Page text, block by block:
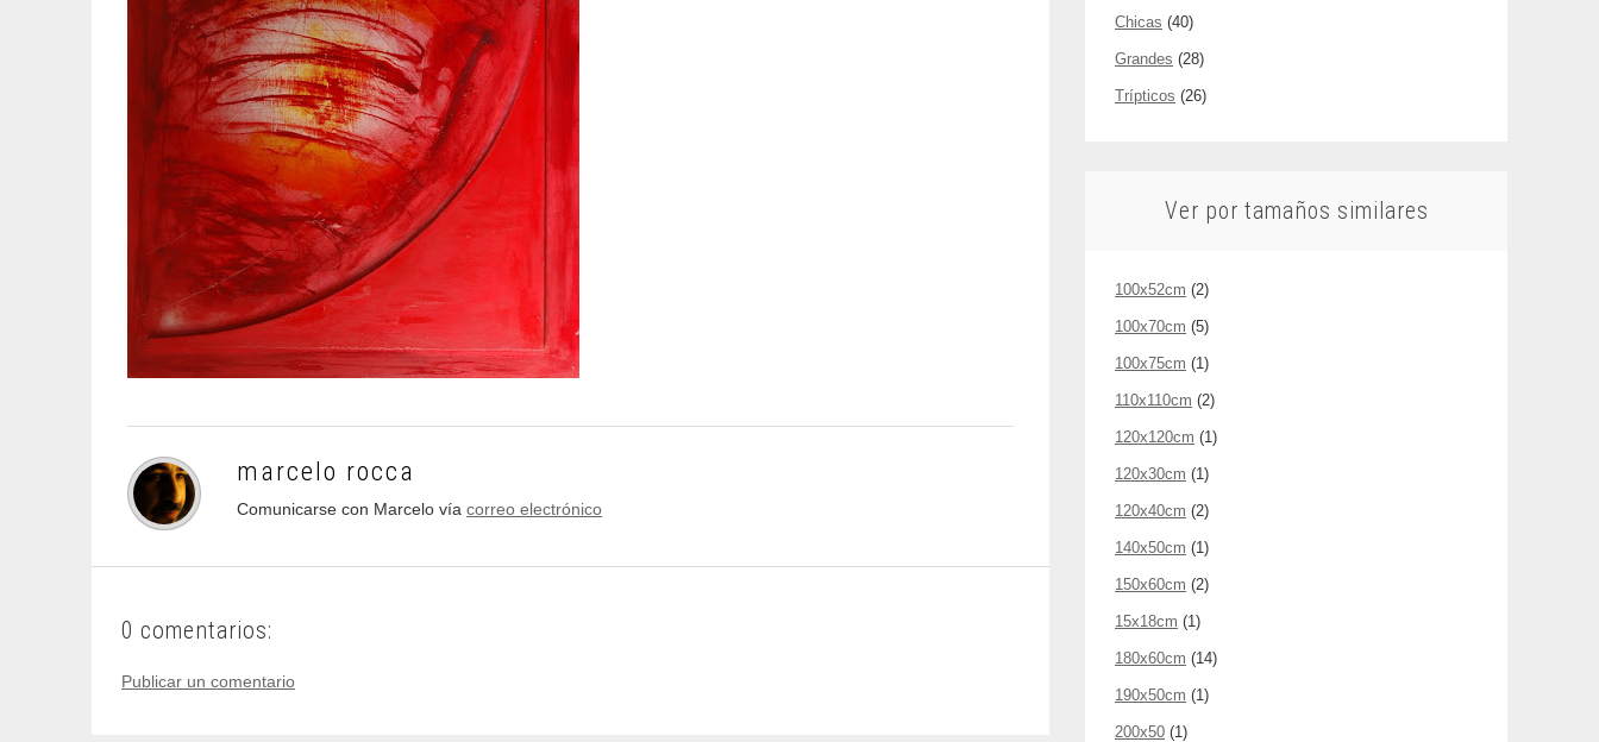
marcelo rocca
Comunicarse con Marcelo vía correo electrónico
0 comentarios:
Publicar un comentario
Chicas (40)
Grandes (28)
Trípticos (26)
Ver por tamaños similares
100x52cm (2)
100x70cm (5)
100x75cm (1)
110x110cm (2)
120x120cm (1)
120x30cm (1)
120x40cm (2)
140x50cm (1)
150x60cm (2)
15x18cm (1)
180x60cm (14)
190x50cm (1)
200x50 (1)